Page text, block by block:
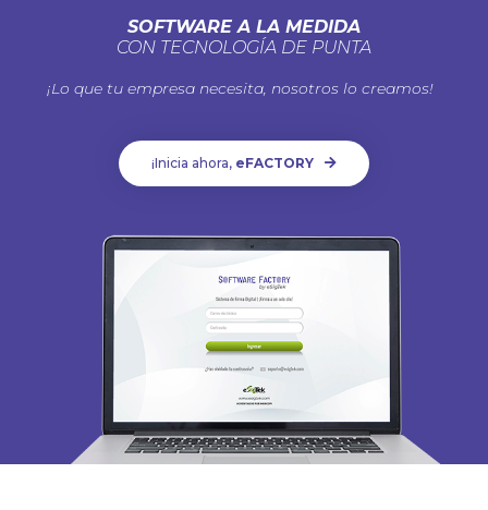
SOFTWARE A LA MEDIDA
CON TECNOLOGÍA DE PUNTA
¡Lo que tu empresa necesita, nosotros lo creamos!
¡Inicia ahora, eFACTORY